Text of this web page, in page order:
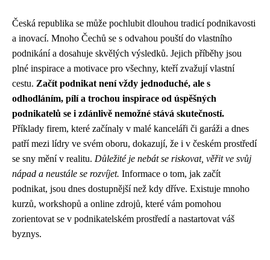
Česká republika se může pochlubit dlouhou tradicí podnikavosti
a inovací. Mnoho Čechů se s odvahou pouští do vlastního
podnikání a dosahuje skvělých výsledků. Jejich příběhy jsou
plné inspirace a motivace pro všechny, kteří zvažují vlastní
cestu. Začít podnikat není vždy jednoduché, ale s
odhodláním, pílí a trochou inspirace od úspěšných
podnikatelů se i zdánlivě nemožné stává skutečností.
Příklady firem, které začínaly v malé kanceláři či garáži a dnes
patří mezi lídry ve svém oboru, dokazují, že i v českém prostředí
se sny mění v realitu. Důležité je nebát se riskovat, věřit ve svůj
nápad a neustále se rozvíjet. Informace o tom, jak začít
podnikat, jsou dnes dostupnější než kdy dříve. Existuje mnoho
kurzů, workshopů a online zdrojů, které vám pomohou
zorientovat se v podnikatelském prostředí a nastartovat váš
byznys.